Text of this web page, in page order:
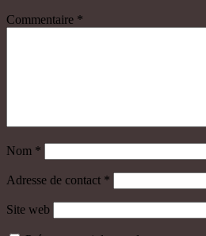
Commentaire *
Nom *
Adresse de contact *
Site web